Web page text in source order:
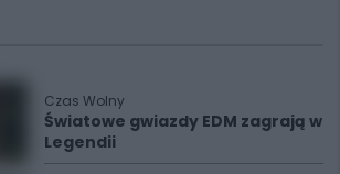
Czas Wolny
Światowe gwiazdy EDM zagrają w
Legendii